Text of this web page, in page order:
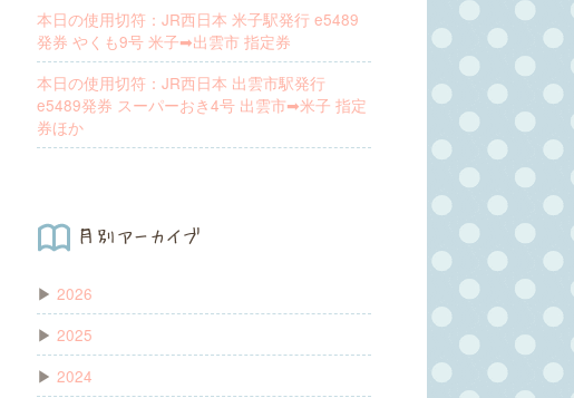
本日の使用切符：JR西日本 米子駅発行 e5489
発券 やくも9号 米子➡︎出雲市 指定券
本日の使用切符：JR西日本 出雲市駅発行
e5489発券 スーパーおき4号 出雲市➡︎米子 指定
券ほか
月別アーカイブ
▶ 2026
▶ 2025
▶ 2024